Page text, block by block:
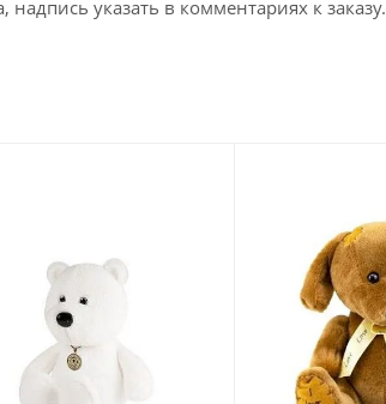
указать в комментариях к заказу.